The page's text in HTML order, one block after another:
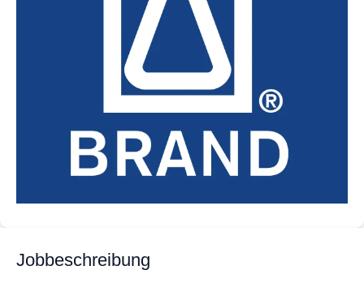
Jobbeschreibung